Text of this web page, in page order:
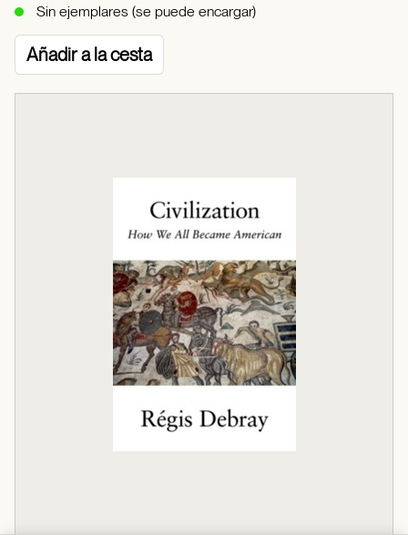
Sin ejemplares (se puede encargar)
Añadir a la cesta